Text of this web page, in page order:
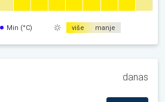
Min (°C) više manje
danas